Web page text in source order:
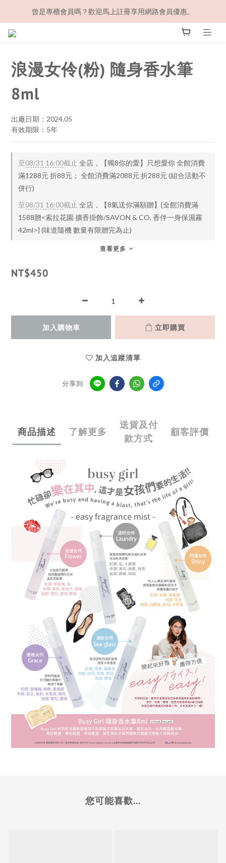
曾是專櫃會員嗎？歡迎馬上註冊享用網路會員優惠。
浪漫女伶(粉) 隨身香水筆
8ml
出廠日期：2024.05
有效期限：5年
至08/31 16:00截止 全店，【獨8你的愛】只想愛你 全館消費
滿1288元 折88元； 全館消費滿2088元 折288元 (組合活動不
併行)
至08/31 16:00截止 全店，【8氣送你滿額贈】{全館消費滿
1588贈<索拉花園 擴香掛飾/SAVON & CO. 香伴一身保濕霧
42ml>} (味道隨機 數量有限贈完為止)
查看更多
NT$450
加入購物車 立即購買
加入追蹤清單
分享到
商品描述 了解更多
送貨及付
款方式
顧客評價
您可能喜歡...